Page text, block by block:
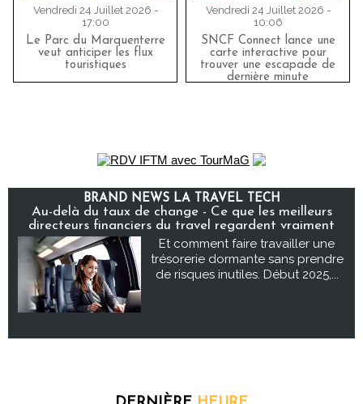
Vendredi 24 Juillet 2026 -
17:00
Le Parc du Marquenterre
veut anticiper les flux
touristiques
Vendredi 24 Juillet 2026 -
10:06
SNCF Connect lance une
carte interactive pour
trouver une escapade de
dernière minute
BRAND NEWS LA TRAVEL TECH
Au-delà du taux de change - Ce que les meilleurs
directeurs financiers du travel regardent vraiment
Et comment faire travailler une
trésorerie dormante sans prendre
de risques inutiles. Début 2025,...